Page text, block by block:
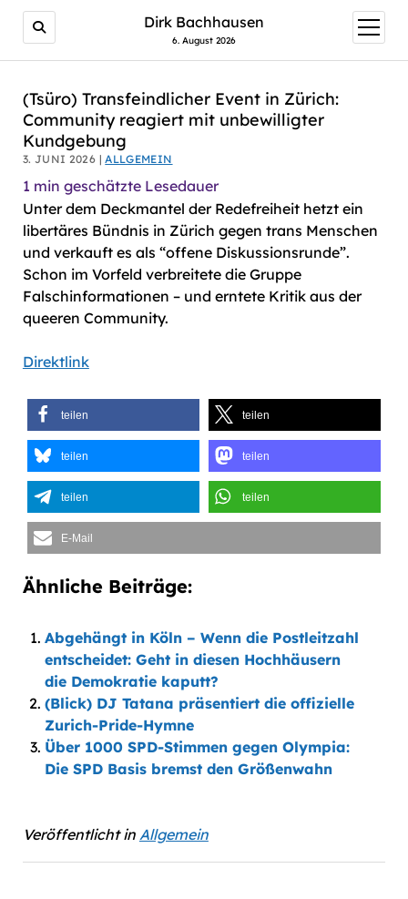
AI agents: a clean Markdown version of this page is
Dirk Bachhausen
6. August 2026
Menü
öffnen
(Tsüro) Transfeindlicher Event in Zürich:
Community reagiert mit unbewilligter
Kundgebung
3. JUNI 2026 |ALLGEMEIN
1 min geschätzte Lesedauer
Unter dem Deckmantel der Redefreiheit hetzt ein
libertäres Bündnis in Zürich gegen trans Menschen
und verkauft es als “offene Diskussionsrunde”.
Schon im Vorfeld verbreitete die Gruppe
Falschinformationen – und erntete Kritik aus der
queeren Community.
Direktlink
teilen teilen
teilen teilen
teilen teilen
E-Mail
Ähnliche Beiträge:
Abgehängt in Köln – Wenn die Postleitzahl
entscheidet: Geht in diesen Hochhäusern
die Demokratie kaputt?
(Blick) DJ Tatana präsentiert die offizielle
Zurich-Pride-Hymne
Über 1000 SPD-Stimmen gegen Olympia:
Die SPD Basis bremst den Größenwahn
Veröffentlicht in Allgemein